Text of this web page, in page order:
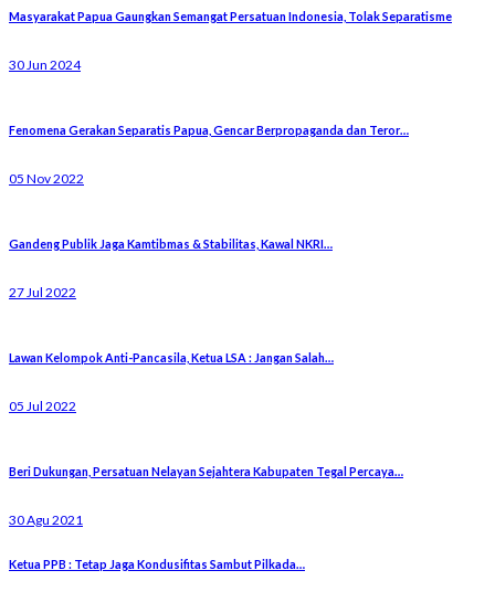
Masyarakat Papua Gaungkan Semangat Persatuan Indonesia, Tolak Separatisme
30 Jun 2024
Fenomena Gerakan Separatis Papua, Gencar Berpropaganda dan Teror…
05 Nov 2022
Gandeng Publik Jaga Kamtibmas & Stabilitas, Kawal NKRI…
27 Jul 2022
Lawan Kelompok Anti-Pancasila, Ketua LSA : Jangan Salah…
05 Jul 2022
Beri Dukungan, Persatuan Nelayan Sejahtera Kabupaten Tegal Percaya…
30 Agu 2021
Ketua PPB : Tetap Jaga Kondusifitas Sambut Pilkada…